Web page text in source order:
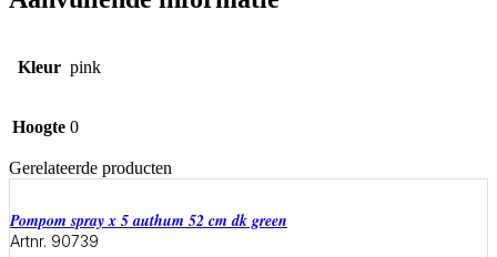
Kleur pink
Hoogte 0
Gerelateerde producten
pompom spray x 5 authum 52 cm dk green
Artnr. 90739